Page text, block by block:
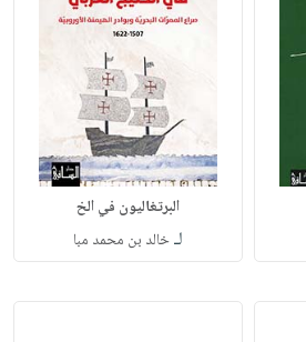
البرتغاليون في الخ
لـخالد بن محمد مبا